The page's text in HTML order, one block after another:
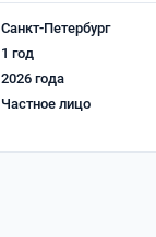
Санкт-Петербург
1 год
2026 года
Частное лицо